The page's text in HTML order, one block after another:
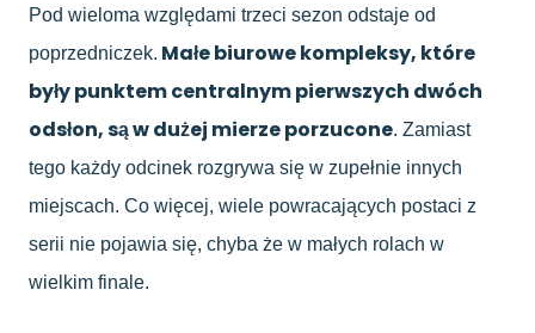
Pod wieloma względami trzeci sezon odstaje od
poprzedniczek. Małe biurowe kompleksy, które
były punktem centralnym pierwszych dwóch
odsłon, są w dużej mierze porzucone. Zamiast
tego każdy odcinek rozgrywa się w zupełnie innych
miejscach. Co więcej, wiele powracających postaci z
serii nie pojawia się, chyba że w małych rolach w
wielkim finale.